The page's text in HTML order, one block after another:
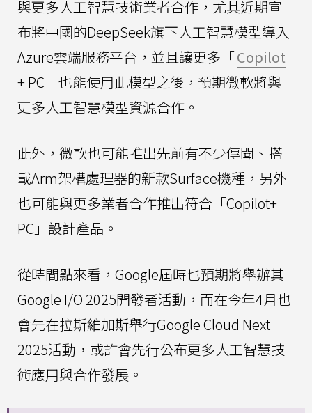
與更多人工智慧技術業者合作，尤其近期宣
布將中國的DeepSeek旗下人工智慧模型導入
Azure雲端服務平台，並且讓更多「Copilot
+ PC」也能使用此模型之後，預期微軟將與
更多人工智慧模型資源合作。
此外，微軟也可能推出先前有不少傳聞、搭
載Arm架構處理器的新款Surface機種，另外
也可能與更多業者合作推出符合「Copilot+
PC」設計產品。
從時間點來看，Google屆時也預期將舉辦其
Google I/O 2025開發者活動，而在今年4月也
會先在拉斯維加斯舉行Google Cloud Next
2025活動，或許會先行公布更多人工智慧技
術應用與合作發展。